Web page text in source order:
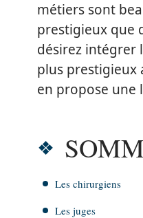
métiers sont
prestigieux que
désirez intégrer
plus prestigieux
en propose une
Les chirurgiens
Les juges